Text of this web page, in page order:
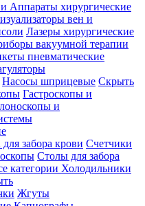
Аппараты хирургические
вен и
Лазеры хирургические
вакуумной терапии
пневматические
Насосы шприцевые Скрыть
Гастроскопы и
и
забора крови Счетчики
Столы для забора
категории Холодильники
Жгуты